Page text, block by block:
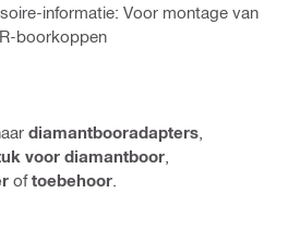
informatie: Voor montage van
boorkoppen
diamantbooradapters
voor diamantboor
oftoebehoor